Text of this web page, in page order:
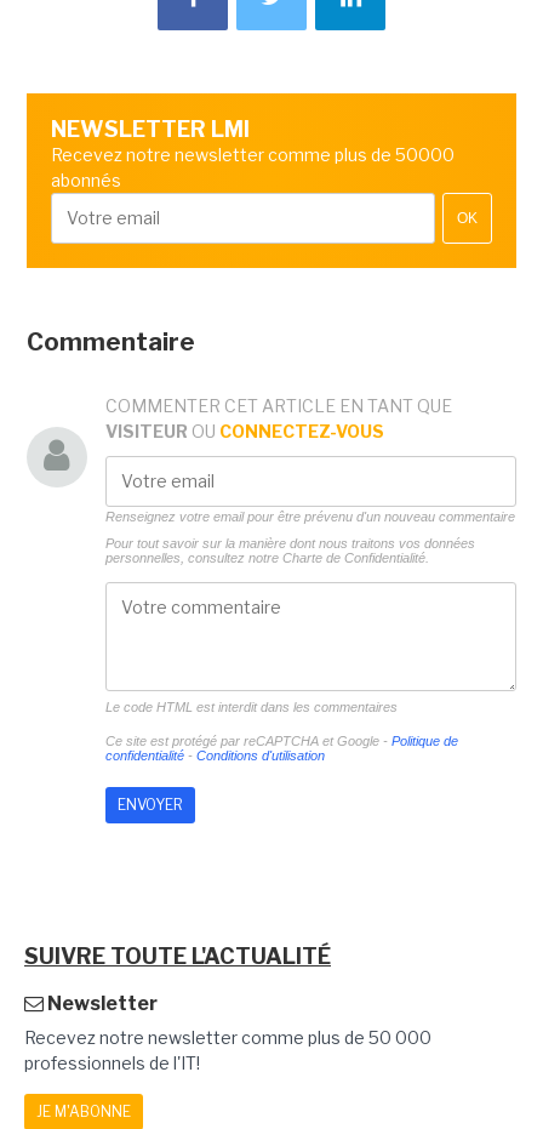
NEWSLETTER LMI
Recevez notre newsletter comme plus de 50000
abonnés
OK
Commentaire
COMMENTER CET ARTICLE EN TANT QUE
VISITEUR OU CONNECTEZ-VOUS
Renseignez votre email pour être prévenu d'un nouveau commentaire
Pour tout savoir sur la manière dont nous traitons vos données
personnelles, consultez notre Charte de Confidentialité.
Le code HTML est interdit dans les commentaires
Ce site est protégé par reCAPTCHA et Google - Politique de
confidentialité- Conditions d'utilisation
SUIVRE TOUTE L'ACTUALITÉ
Newsletter
Recevez notre newsletter comme plus de 50 000
professionnels de l'IT!
JE M'ABONNE